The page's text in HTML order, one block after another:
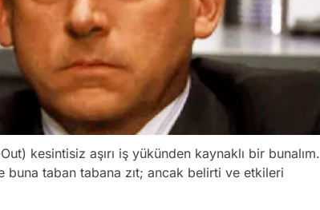
kesintisiz aşırı iş yükünden kaynaklı bir bunalım.
buna taban tabana zıt; ancak belirti ve etkileri